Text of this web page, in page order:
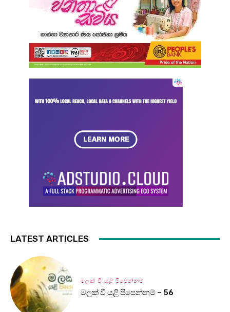
LATEST ARTICLES
මලක් වී යළි පිපෙන්නම්
මලක් වී යළි පිපෙන්නම් – 56